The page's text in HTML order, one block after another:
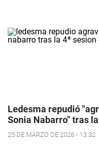
Ledesma repudió
Sonia Nabarro" tras
25 DE MARZO DE 2026 - 13:32